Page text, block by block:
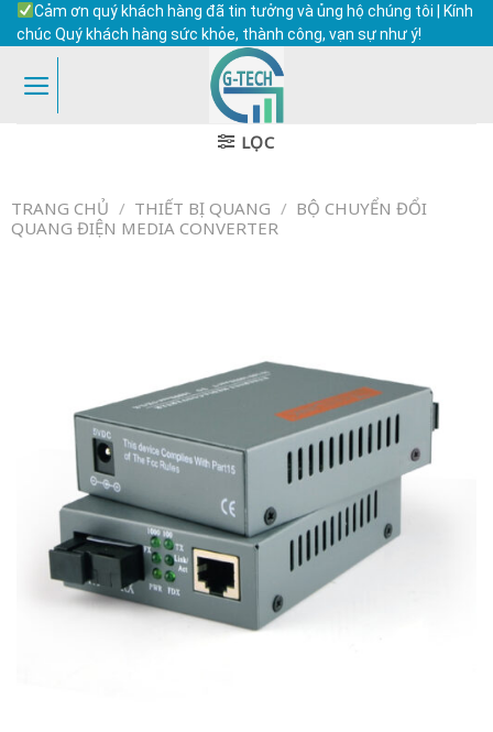
Skip
content
Cảm ơn quý khách hàng đã tin tưởng và ủng hộ chúng tôi | Kính
chúc Quý khách hàng sức khỏe, thành công, vạn sự như ý!
LỌC
TRANG CHỦ / THIẾT BỊ QUANG / BỘ CHUYỂN ĐỔI
QUANG ĐIỆN MEDIA CONVERTER